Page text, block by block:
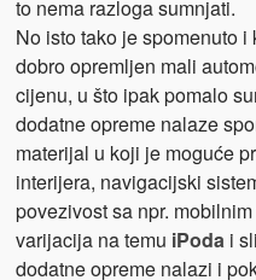
to nema razloga sumnjati.
No isto tako je spomenuto
dobro opremljen mali
cijenu, u što ipak pomalo
dodatne opreme nalaze
materijal u koji je moguće
interijera, navigacijski
povezivost sa npr.
varijacija na temu iPoda i
dodatne opreme nalazi i